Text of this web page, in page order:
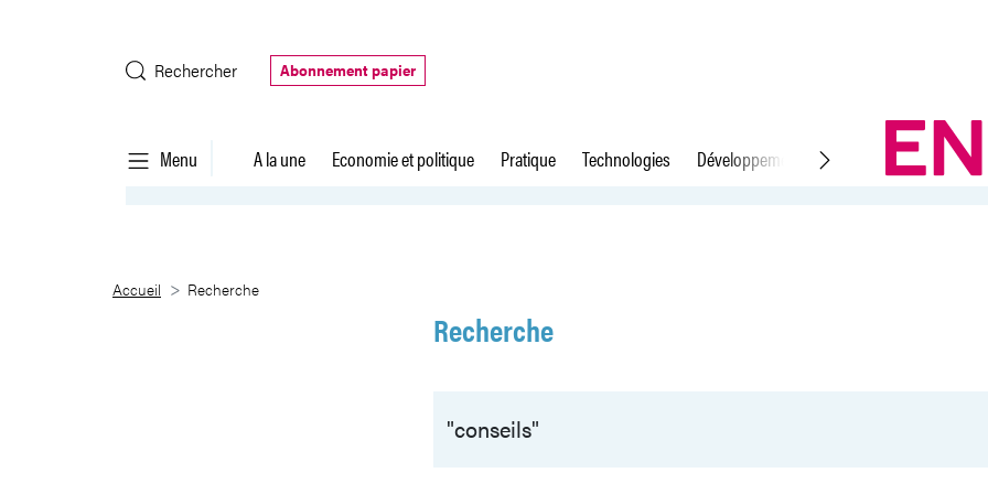
Rechercher
Abonnement papier
Menu A la une Economie et politique Pratique Technologies Développement durable Droit du travail
Recherche
Accueil Recherche
Recherche